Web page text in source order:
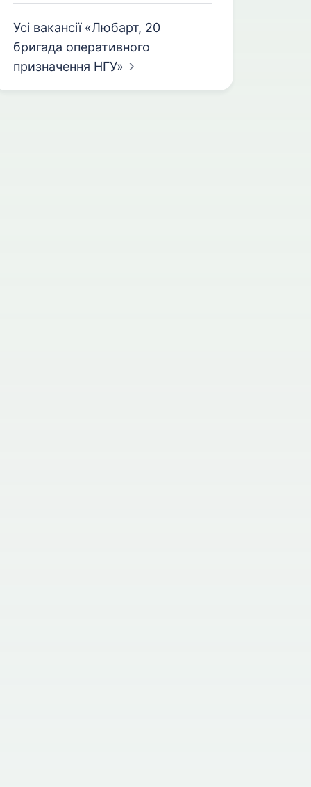
Усі вакансії «Любарт, 20
бригада оперативного
призначення НГУ»